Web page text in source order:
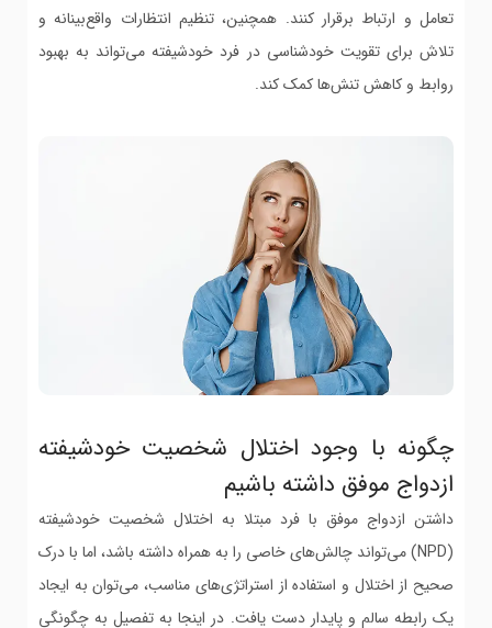
تعامل و ارتباط برقرار کنند. همچنین، تنظیم انتظارات واقع‌بینانه و
تلاش برای تقویت خودشناسی در فرد خودشیفته می‌تواند به بهبود
روابط و کاهش تنش‌ها کمک کند.
چگونه با وجود اختلال شخصیت خودشیفته
ازدواج موفق داشته باشیم
داشتن ازدواج موفق با فرد مبتلا به اختلال شخصیت خودشیفته
(NPD) می‌تواند چالش‌های خاصی را به همراه داشته باشد، اما با درک
صحیح از اختلال و استفاده از استراتژی‌های مناسب، می‌توان به ایجاد
یک رابطه سالم و پایدار دست یافت. در اینجا به تفصیل به چگونگی